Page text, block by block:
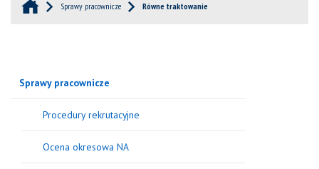
Sprawy pracownicze Równe traktowanie
Sprawy pracownicze
Procedury rekrutacyjne
Ocena okresowa NA